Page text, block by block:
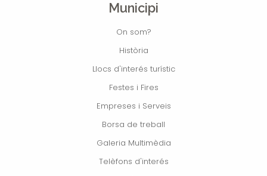
Municipi
On som?
Història
Llocs d'interés turístic
Festes i Fires
Empreses i Serveis
Borsa de treball
Galeria Multimèdia
Telèfons d'interés